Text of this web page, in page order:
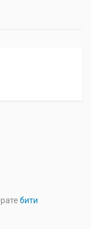
бити